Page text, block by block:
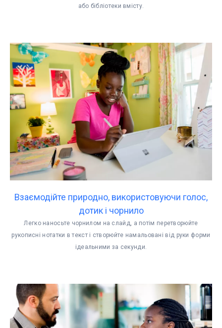
або бібліотеки вмісту.
Взаємодійте природно, використовуючи голос,
дотик і чорнило
Легко наносьте чорнилом на слайд, а потім перетворюйте
рукописні нотатки в текст і створюйте намальовані від руки форми
ідеальними за секунди.